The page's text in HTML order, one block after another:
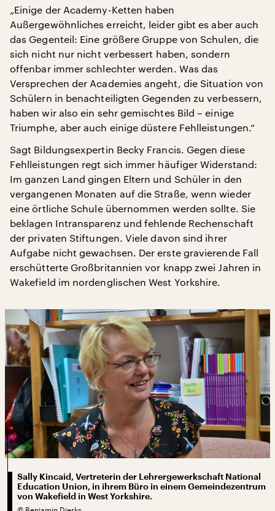
„Einige der Academy-Ketten haben
Außergewöhnliches erreicht, leider gibt es aber auch
das Gegenteil: Eine größere Gruppe von Schulen, die
sich nicht nur nicht verbessert haben, sondern
offenbar immer schlechter werden. Was das
Versprechen der Academies angeht, die Situation von
Schülern in benachteiligten Gegenden zu verbessern,
haben wir also ein sehr gemischtes Bild – einige
Triumphe, aber auch einige düstere Fehlleistungen.“
Sagt Bildungsexpertin Becky Francis. Gegen diese
Fehlleistungen regt sich immer häufiger Widerstand:
Im ganzen Land gingen Eltern und Schüler in den
vergangenen Monaten auf die Straße, wenn wieder
eine örtliche Schule übernommen werden sollte. Sie
beklagen Intransparenz und fehlende Rechenschaft
der privaten Stiftungen. Viele davon sind ihrer
Aufgabe nicht gewachsen. Der erste gravierende Fall
erschütterte Großbritannien vor knapp zwei Jahren in
Wakefield im nordenglischen West Yorkshire.
Sally Kincaid, Vertreterin der Lehrergewerkschaft National
Education Union, in ihrem Büro in einem Gemeindezentrum
von Wakefield in West Yorkshire.